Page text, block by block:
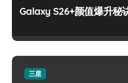
Galaxy S26+颜值爆升秘
三星